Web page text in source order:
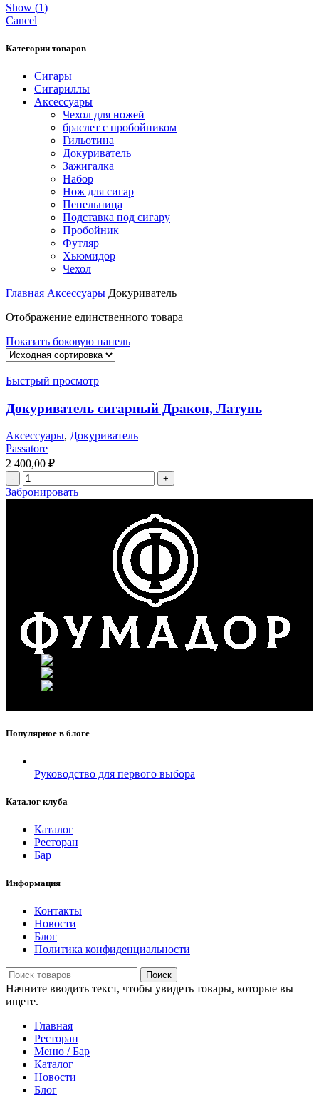
Show (1)
Cancel
Категории товаров
Сигары
Сигариллы
Аксессуары
Чехол для ножей
браслет с пробойником
Гильотина
Докуриватель
Зажигалка
Набор
Нож для сигар
Пепельница
Подставка под сигару
Пробойник
Футляр
Хьюмидор
Чехол
Главная Аксессуары Докуриватель
Отображение единственного товара
Показать боковую панель
Быстрый просмотр
Докуриватель сигарный Дракон, Латунь
Аксессуары, Докуриватель
Passatore
2 400,00 ₽
Забронировать
Популярное в блоге
Руководство для первого выбора
Каталог клуба
Каталог
Ресторан
Бар
Информация
Контакты
Новости
Блог
Политика конфиденциальности
Поиск
Начните вводить текст, чтобы увидеть товары, которые вы
ищете.
Главная
Ресторан
Меню / Бар
Каталог
Новости
Блог